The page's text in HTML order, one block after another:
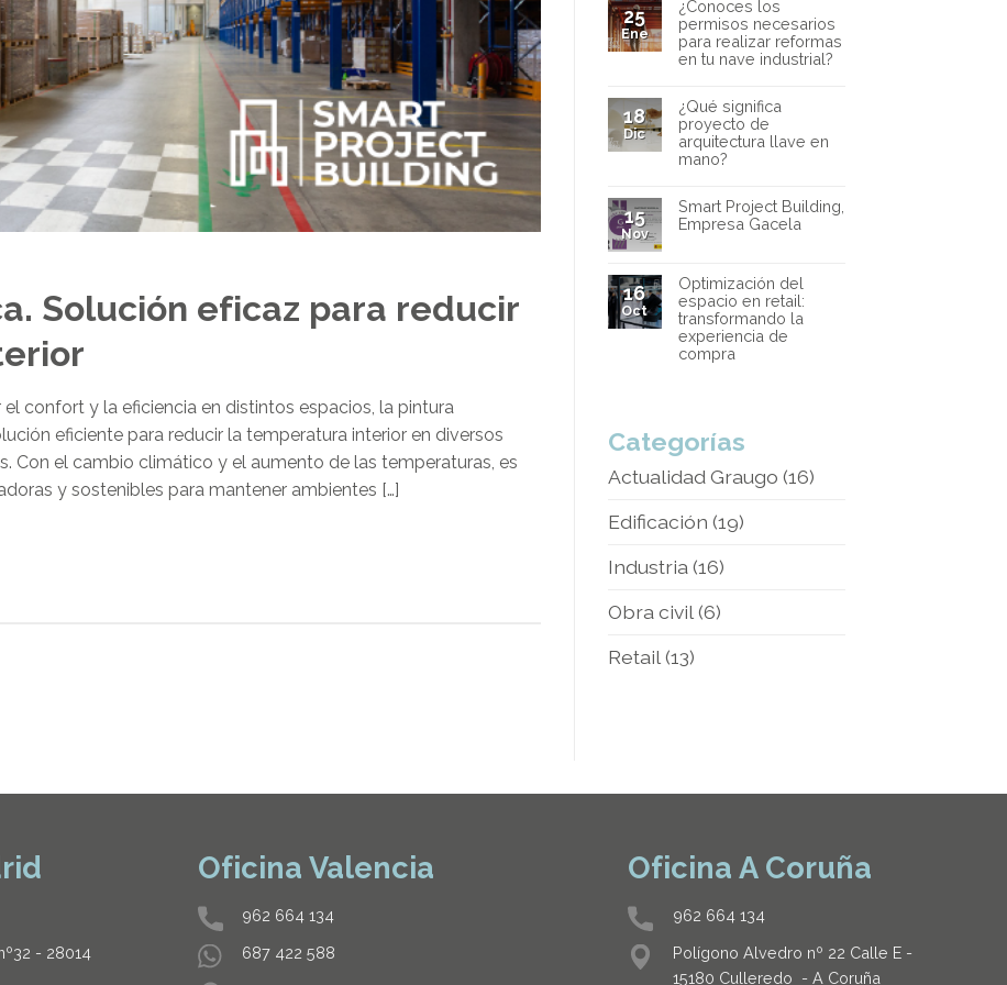
Solución eficaz para reducir
confort y la eficiencia en distintos espacios, la pintura
eficiente para reducir la temperatura interior en diversos
Con el cambio climático y el aumento de las temperaturas, es
y sostenibles para mantener ambientes […]
25
Ene
¿Conoces los
permisos necesarios
para realizar reformas
en tu nave industrial?
18
Dic
¿Qué significa
proyecto de
arquitectura llave en
mano?
15
Nov
Smart Project Building,
Empresa Gacela
16
Oct
Optimización del
espacio en retail:
transformando la
experiencia de
compra
Categorías
Actualidad Graugo (16)
Edificación (19)
Industria (16)
Obra civil (6)
Retail (13)
- 28014
Oficina Valencia
962 664 134
687 422 588
Oficina A Coruña
962 664 134
Polígono Alvedro nº 22 Calle E -
15180 Culleredo - A Coruña